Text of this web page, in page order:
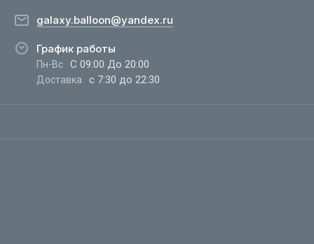
galaxy.balloon@yandex.ru
График работы
Пн-Вс С 09:00 До 20:00
Доставка с 7:30 до 22:30